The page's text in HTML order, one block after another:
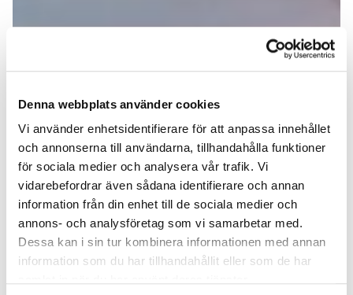
Denna webbplats använder cookies
Vi använder enhetsidentifierare för att anpassa innehållet
och annonserna till användarna, tillhandahålla funktioner
för sociala medier och analysera vår trafik. Vi
vidarebefordrar även sådana identifierare och annan
information från din enhet till de sociala medier och
annons- och analysföretag som vi samarbetar med.
Dessa kan i sin tur kombinera informationen med annan
information som du har tillhandahållit eller som de har